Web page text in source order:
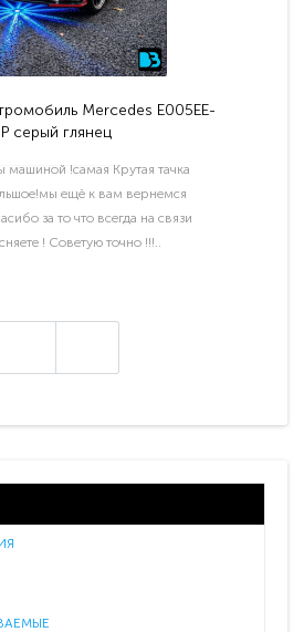
Mercedes E005EE-
P серый глянец
!самая Крутая тачка
ещё к вам вернемся
за то что всегда на связи
! Советую точно !!!..